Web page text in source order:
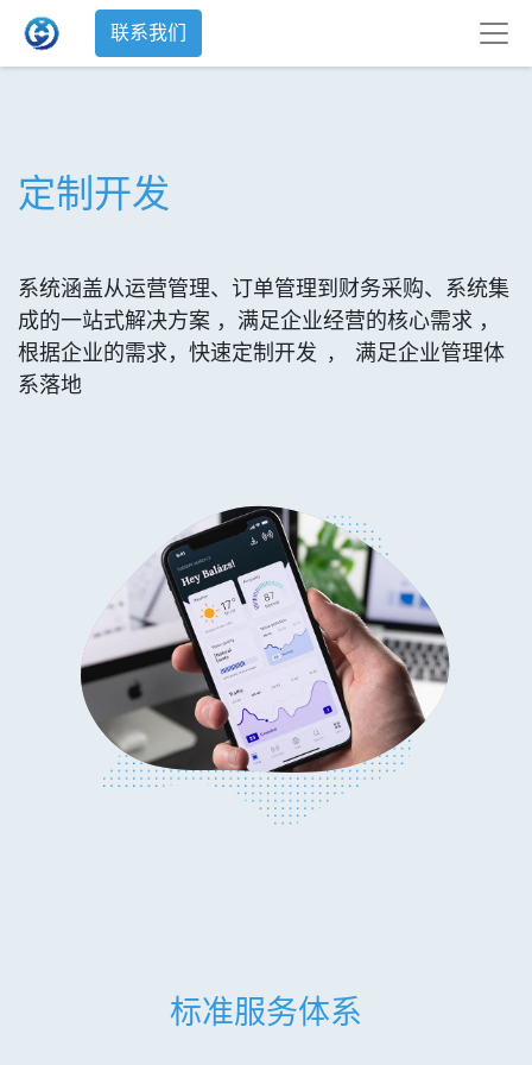
联系我们
定制开发
系统涵盖从运营管理、订单管理到财务采购、系统集
成的一站式解决方案 ，满足企业经营的核心需求 ，
根据企业的需求，快速定制开发
，
满足企业管理体
系落地
标准服务体系